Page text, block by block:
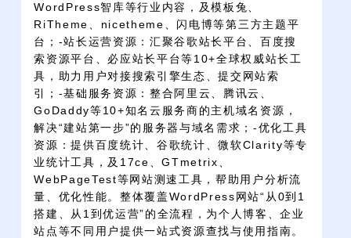
WordPress智库等行业内容，及模板兔、
RiTheme、nicetheme、闪电博等第三方主题平
台；-站长运营资源：汇聚谷歌站长平台、百度搜
索资源平台、必应站长平台等10+全球权威站长工
具，助力用户对接搜索引擎生态、提交网站索
引；-基础服务资源：整合阿里云、腾讯云、
GoDaddy等10+知名云服务商的主机域名资源，
解决“建站第一步”的服务器与域名需求；-优化工具
资源：提供百度统计、谷歌统计、微软Clarity等专
业统计工具，及17ce、GTmetrix、
WebPageTest等网站测速工具，帮助用户分析流
量、优化性能。整体覆盖WordPress网站“从0到1
搭建、从1到优运营”的全流程，为个人博客、企业
站点等不同用户提供一站式资源查找与使用指南。